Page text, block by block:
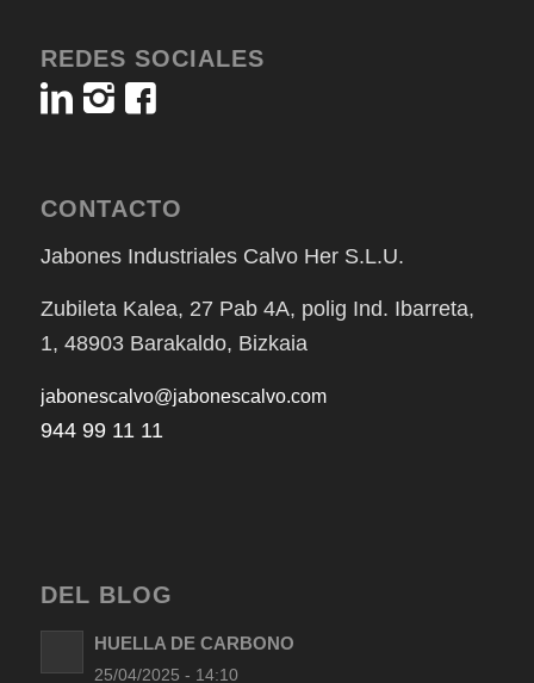
REDES SOCIALES
CONTACTO
Jabones Industriales Calvo Her S.L.U.
Zubileta Kalea, 27 Pab 4A, polig Ind. Ibarreta,
1, 48903 Barakaldo, Bizkaia
jabonescalvo@jabonescalvo.com
944 99 11 11
DEL BLOG
HUELLA DE CARBONO
25/04/2025 - 14:10